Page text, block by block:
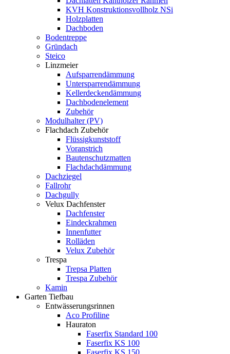
KVH Konstruktionsvollholz NSi
Holzplatten
Dachboden
Bodentreppe
Gründach
Steico
Linzmeier
Aufsparrendämmung
Untersparrendämmung
Kellerdeckendämmung
Dachbodenelement
Zubehör
Modulhalter (PV)
Flachdach Zubehör
Flüssigkunststoff
Voranstrich
Bautenschutzmatten
Flachdachdämmung
Dachziegel
Fallrohr
Dachgully
Velux Dachfenster
Dachfenster
Eindeckrahmen
Innenfutter
Rolläden
Velux Zubehör
Trespa
Trepsa Platten
Trespa Zubehör
Kamin
Garten Tiefbau
Entwässerungsrinnen
Aco Profiline
Hauraton
Faserfix Standard 100
Faserfix KS 100
Faserfix KS 150